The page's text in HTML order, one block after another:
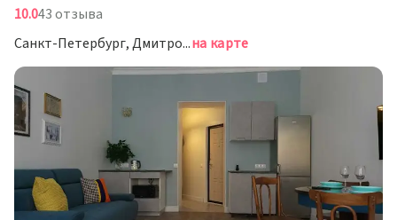
10.043 отзыва
Санкт-Петербург, Дмитровский переулок, 12на карте